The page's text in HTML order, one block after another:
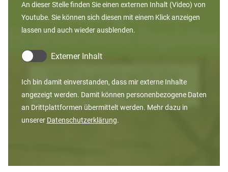
An dieser Stelle finden Sie einen externen Inhalt (Video) von
Youtube. Sie können sich diesen mit einem Klick anzeigen
lassen und auch wieder ausblenden.
Externer Inhalt
Ich bin damit einverstanden, dass mir externe Inhalte
angezeigt werden. Damit können personenbezogene Daten
an Drittplattformen übermittelt werden. Mehr dazu in
unserer Datenschutzerklärung.